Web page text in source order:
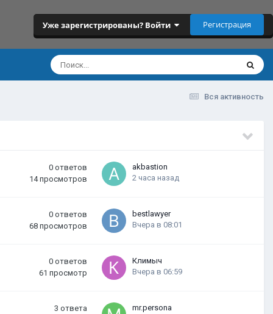
Уже зарегистрированы? Войти Регистрация
Вся активность
0 ответов
14 просмотров
akbastion
2 часа назад
0 ответов
68 просмотров
bestlawyer
Вчера в 08:01
0 ответов
61 просмотр
Климыч
Вчера в 06:59
3 ответа
mr.persona